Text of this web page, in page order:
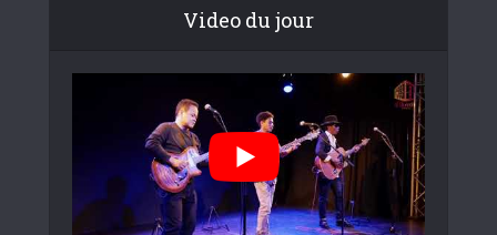
Video du jour